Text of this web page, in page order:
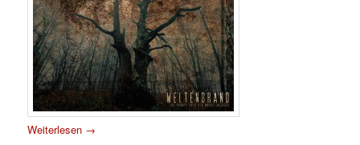
Weiterlesen →